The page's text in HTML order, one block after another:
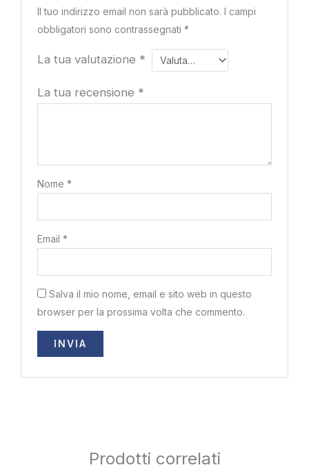
Il tuo indirizzo email non sarà pubblicato. I campi
obbligatori sono contrassegnati*
La tua valutazione *
La tua recensione *
Nome*
Email*
Salva il mio nome, email e sito web in questo
browser per la prossima volta che commento.
Prodotti correlati